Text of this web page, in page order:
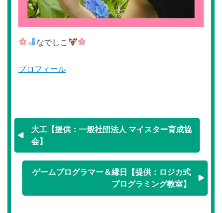
なでしこ
プロフィール
大工【提供：一般社団法人 マイスター育成協
会】
ゲームプログラマー＆縁日【提供：ロジカ式
プログラミング教室】